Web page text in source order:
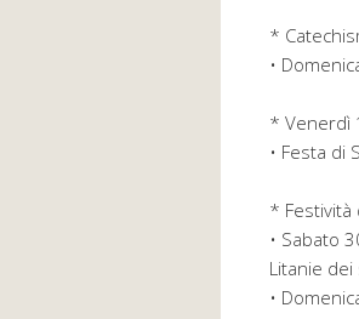
*
•
* Venerdì
• Festa di
* Festività
• Sabato
Litanie
•